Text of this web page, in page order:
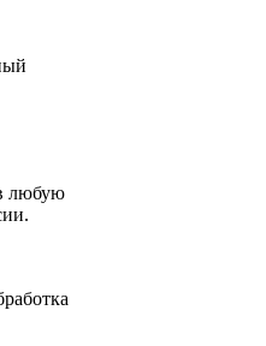
любую